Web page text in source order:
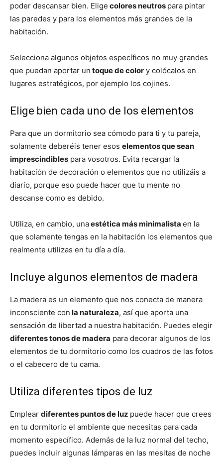
poder descansar bien. Elige colores neutros para pintar
las paredes y para los elementos más grandes de la
habitación.
Selecciona algunos objetos específicos no muy grandes
que puedan aportar un toque de color y colócalos en
lugares estratégicos, por ejemplo los cojines.
Elige bien cada uno de los elementos
Para que un dormitorio sea cómodo para ti y tu pareja,
solamente deberéis tener esos elementos que sean
imprescindibles para vosotros. Evita recargar la
habitación de decoración o elementos que no utilizáis a
diario, porque eso puede hacer que tu mente no
descanse como es debido.
Utiliza, en cambio, unaestética más minimalista en la
que solamente tengas en la habitación los elementos que
realmente utilizas en tu día a día.
Incluye algunos elementos de madera
La madera es un elemento que nos conecta de manera
inconsciente con la naturaleza, así que aporta una
sensación de libertad a nuestra habitación. Puedes elegir
diferentes tonos de madera para decorar algunos de los
elementos de tu dormitorio como los cuadros de las fotos
o el cabecero de tu cama.
Utiliza diferentes tipos de luz
Emplear diferentes puntos de luz puede hacer que crees
en tu dormitorio el ambiente que necesitas para cada
momento específico. Además de la luz normal del techo,
puedes incluir algunas lámparas en las mesitas de noche